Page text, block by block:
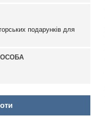
подарунків для